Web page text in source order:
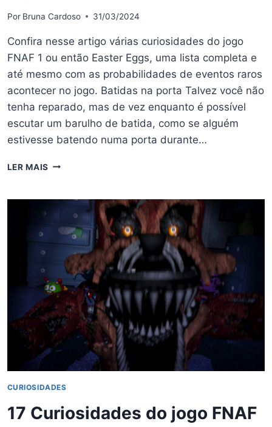
Por Bruna Cardoso 31/03/2024
Confira nesse artigo várias curiosidades do jogo
FNAF 1 ou então Easter Eggs, uma lista completa e
até mesmo com as probabilidades de eventos raros
acontecer no jogo. Batidas na porta Talvez você não
tenha reparado, mas de vez enquanto é possível
escutar um barulho de batida, como se alguém
estivesse batendo numa porta durante…
LER MAIS EASTER
CURIOSIDADES
JOGO
FNAF
CURIOSIDADES
17 Curiosidades do jogo FNAF